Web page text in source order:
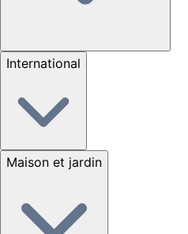
International
Maison et jardin